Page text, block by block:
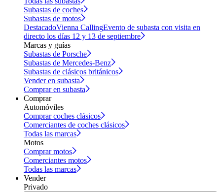
Subastas de coches
Subastas de motos
DestacadoVienna CallingEvento de subasta con visita en
directo los días 12 y 13 de septiembre
Marcas y guías
Subastas de Porsche
Subastas de Mercedes-Benz
Subastas de clásicos británicos
Vender en subasta
Comprar en subasta
Comprar
Automóviles
Comprar coches clásicos
Comerciantes de coches clásicos
Todas las marcas
Motos
Comprar motos
Comerciantes motos
Todas las marcas
Vender
Privado